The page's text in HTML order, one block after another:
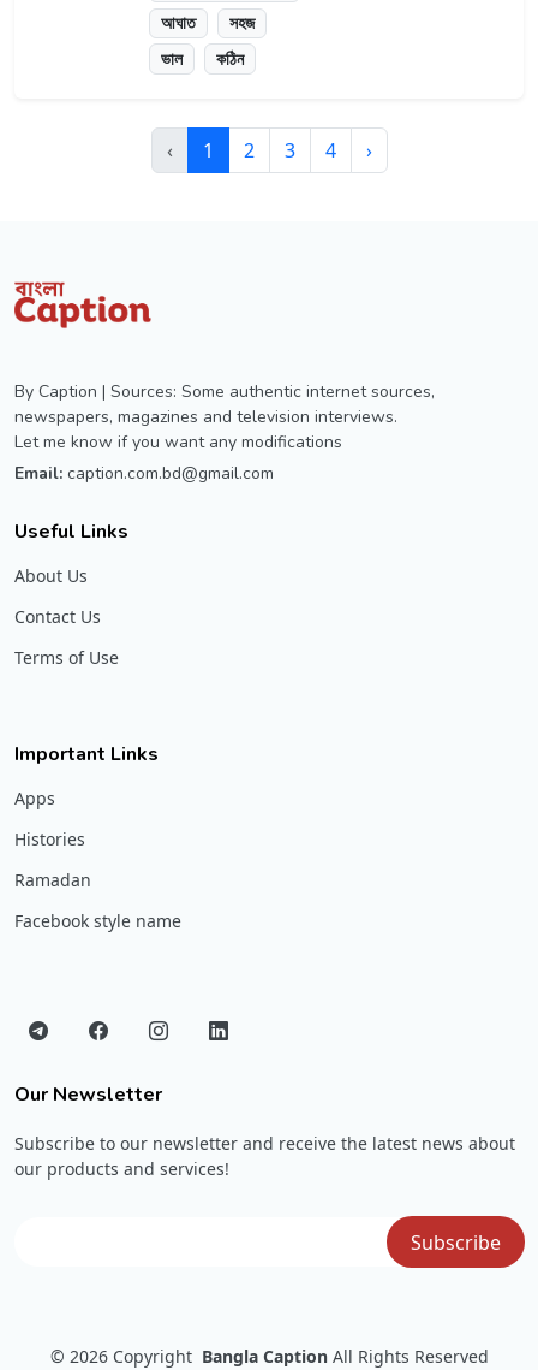
আঘাত
সহজ
ভাল
কঠিন
‹ 1 2 3 4 ›
By Caption | Sources: Some authentic internet sources,
newspapers, magazines and television interviews.
Let me know if you want any modifications
Email: caption.com.bd@gmail.com
Useful Links
About Us
Contact Us
Terms of Use
Important Links
Apps
Histories
Ramadan
Facebook style name
Our Newsletter
Subscribe to our newsletter and receive the latest news about
our products and services!
© 2026 Copyright Bangla Caption All Rights Reserved